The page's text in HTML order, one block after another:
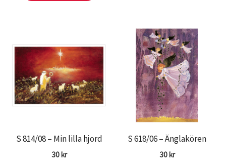
S 814/08 – Min lilla hjord
30 kr
S 618/06 – Änglakören
30 kr